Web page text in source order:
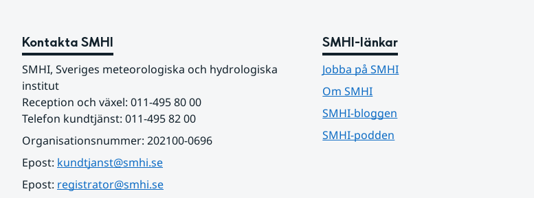
Kontakta SMHI
SMHI, Sveriges meteorologiska och hydrologiska
institut
Reception och växel: 011-495 80 00
Telefon kundtjänst: 011-495 82 00
Organisationsnummer: 202100-0696
Epost: kundtjanst@smhi.se
Epost: registrator@smhi.se
SMHI-länkar
Jobba på SMHI
Om SMHI
SMHI-bloggen
SMHI-podden